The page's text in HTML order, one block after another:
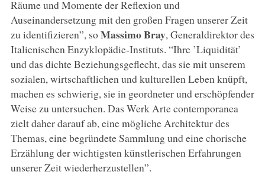
Räume und Momente der Reflexion und
Auseinandersetzung mit den großen Fragen unserer Zeit
zu identifizieren”, soMassimo Bray, Generaldirektor des
Italienischen Enzyklopädie-Instituts. “Ihre ’Liquidität’
und das dichte Beziehungsgeflecht, das sie mit unserem
sozialen, wirtschaftlichen und kulturellen Leben knüpft,
machen es schwierig, sie in geordneter und erschöpfender
Weise zu untersuchen. Das Werk Arte contemporanea
zielt daher darauf ab, eine mögliche Architektur des
Themas, eine begründete Sammlung und eine chorische
Erzählung der wichtigsten künstlerischen Erfahrungen
unserer Zeit wiederherzustellen”.